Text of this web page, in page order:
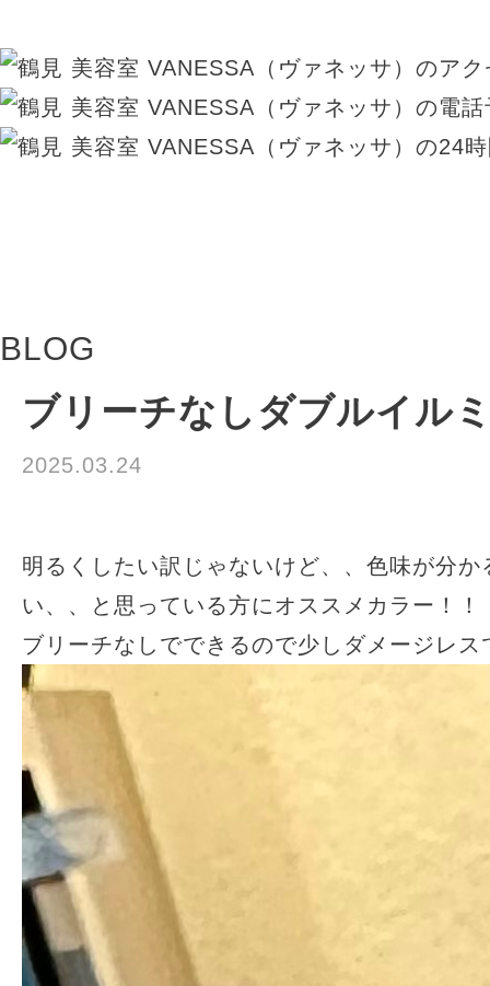
BLOG
ブリーチなしダブルイル
2025.03.24
明るくしたい訳じゃないけど、、色味が分か
い、、と思っている方にオススメカラー！！
ブリーチなしでできるので少しダメージレス